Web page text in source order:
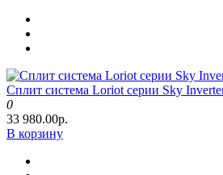
Сплит система Loriot серии Sky
0
33 980.00р.
В корзину